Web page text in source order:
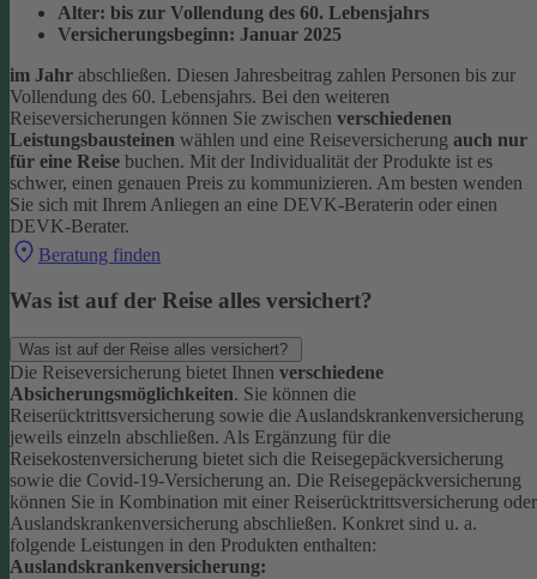
Alter: bis zur Vollendung des 60. Lebensjahrs
Versicherungsbeginn: Januar 2025
im Jahr abschließen. Diesen Jahresbeitrag zahlen Personen bis zur
Vollendung des 60. Lebensjahrs. Bei den weiteren
Reiseversicherungen können Sie zwischen verschiedenen
Leistungsbausteinen wählen und eine Reiseversicherung auch nur
für eine Reise buchen. Mit der Individualität der Produkte ist es
schwer, einen genauen Preis zu kommunizieren. Am besten wenden
Sie sich mit Ihrem Anliegen an eine DEVK-Beraterin oder einen
DEVK-Berater.
Beratung finden
Was ist auf der Reise alles versichert?
Was ist auf der Reise alles versichert?
Die Reiseversicherung bietet Ihnen verschiedene
Absicherungsmöglichkeiten. Sie können die
Reiserücktrittsversicherung sowie die Auslandskrankenversicherung
jeweils einzeln abschließen. Als Ergänzung für die
Reisekostenversicherung bietet sich die Reisegepäckversicherung
sowie die Covid-19-Versicherung an. Die Reisegepäckversicherung
können Sie in Kombination mit einer Reiserücktrittsversicherung oder
Auslandskrankenversicherung abschließen. Konkret sind u. a.
folgende Leistungen in den Produkten enthalten:
Auslandskrankenversicherung: